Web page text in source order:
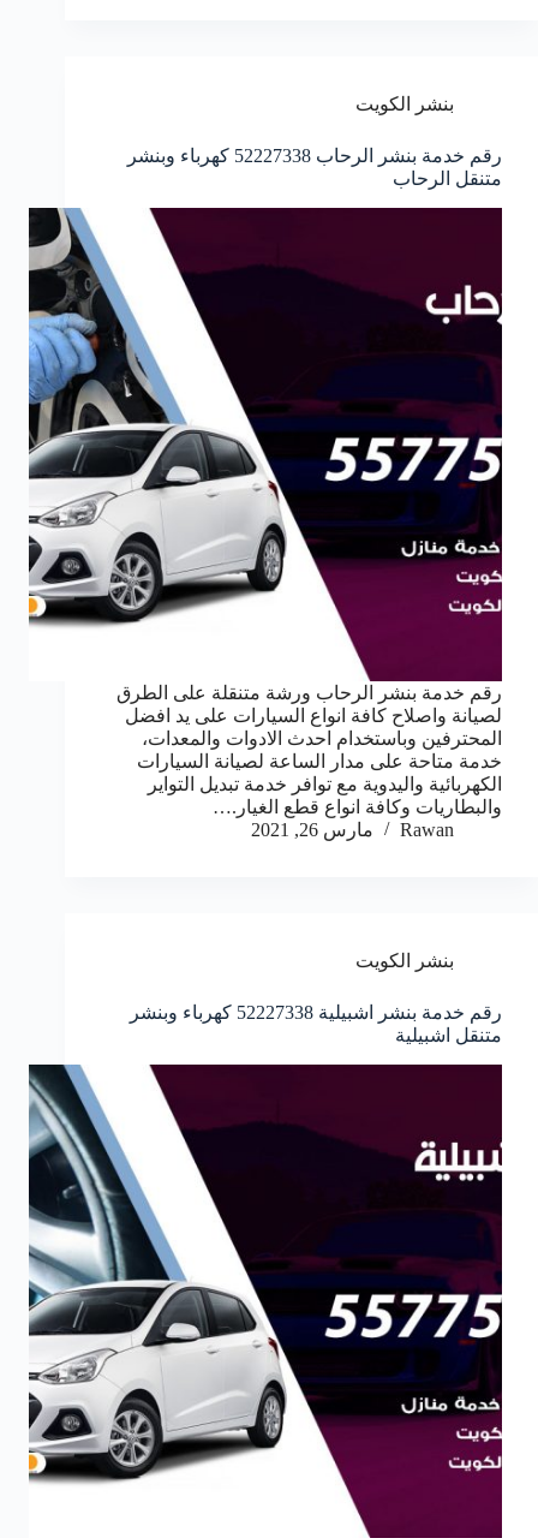
بنشر الكويت
رقم خدمة بنشر الرحاب 52227338 كهرباء وبنشر
متنقل الرحاب
رقم خدمة بنشر الرحاب ورشة متنقلة على الطرق
لصيانة واصلاح كافة انواع السيارات على يد افضل
المحترفين وباستخدام احدث الادوات والمعدات،
خدمة متاحة على مدار الساعة لصيانة السيارات
الكهربائية واليدوية مع توافر خدمة تبديل التواير
والبطاريات وكافة انواع قطع الغيار.…
Rawan
مارس 26, 2021
بنشر الكويت
رقم خدمة بنشر اشبيلية 52227338 كهرباء وبنشر
متنقل اشبيلية